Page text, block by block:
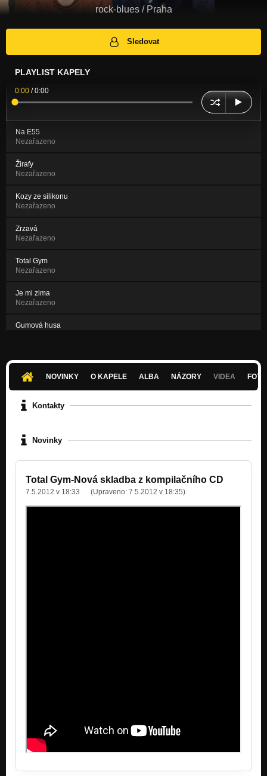
rock-blues / Praha
Sledovat
PLAYLIST KAPELY
0:00 /0:00
Na E55
Nezařazeno
Žirafy
Nezařazeno
Kozy ze silikonu
Nezařazeno
Zrzavá
Nezařazeno
Total Gym
Nezařazeno
Je mi zima
Nezařazeno
Gumová husa
NOVINKY
O KAPELE ALBA NÁZORY VIDEA
Kontakty
Novinky
Total Gym-Nová skladba z kompilačního CD
7.5.2012 v 18:33 (Upraveno: 7.5.2012 v 18:35)